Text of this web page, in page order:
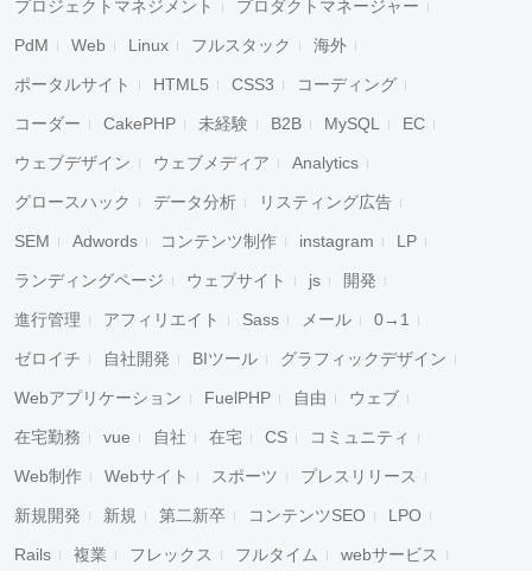
プロジェクトマネジメント プロダクトマネージャー
PdM Web Linux フルスタック 海外
ポータルサイト HTML5 CSS3 コーディング
コーダー CakePHP 未経験 B2B MySQL EC
ウェブデザイン ウェブメディア Analytics
グロースハック データ分析 リスティング広告
SEM Adwords コンテンツ制作 instagram LP
ランディングページ ウェブサイト js 開発
進行管理 アフィリエイト Sass メール 0→1
ゼロイチ 自社開発 BIツール グラフィックデザイン
Webアプリケーション FuelPHP 自由 ウェブ
在宅勤務 vue 自社 在宅 CS コミュニティ
Web制作 Webサイト スポーツ プレスリリース
新規開発 新規 第二新卒 コンテンツSEO LPO
Rails 複業 フレックス フルタイム webサービス